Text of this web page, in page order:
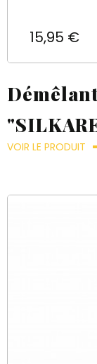
Prix
15,95 €
VOIR LE PRODUIT